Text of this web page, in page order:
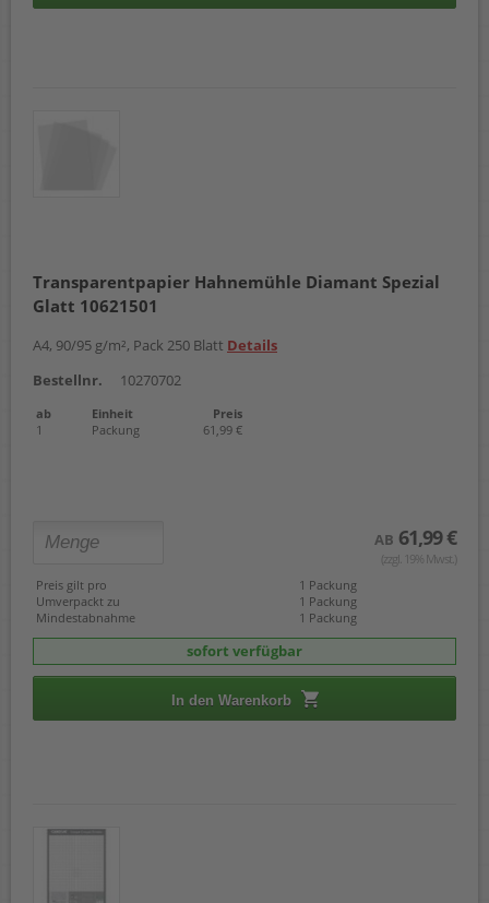
Transparentpapier Hahnemühle Diamant Spezial
Glatt 10621501
A4, 90/95 g/m², Pack 250 Blatt Details
Bestellnr.
10270702
ab Einheit
Preis
1
Packung 61,99 €
AB 61,99 €
(zzgl. 19% Mwst.)
Preis gilt pro
1 Packung
Umverpackt zu
1 Packung
Mindestabnahme
1 Packung
sofort verfügbar
In den Warenkorb